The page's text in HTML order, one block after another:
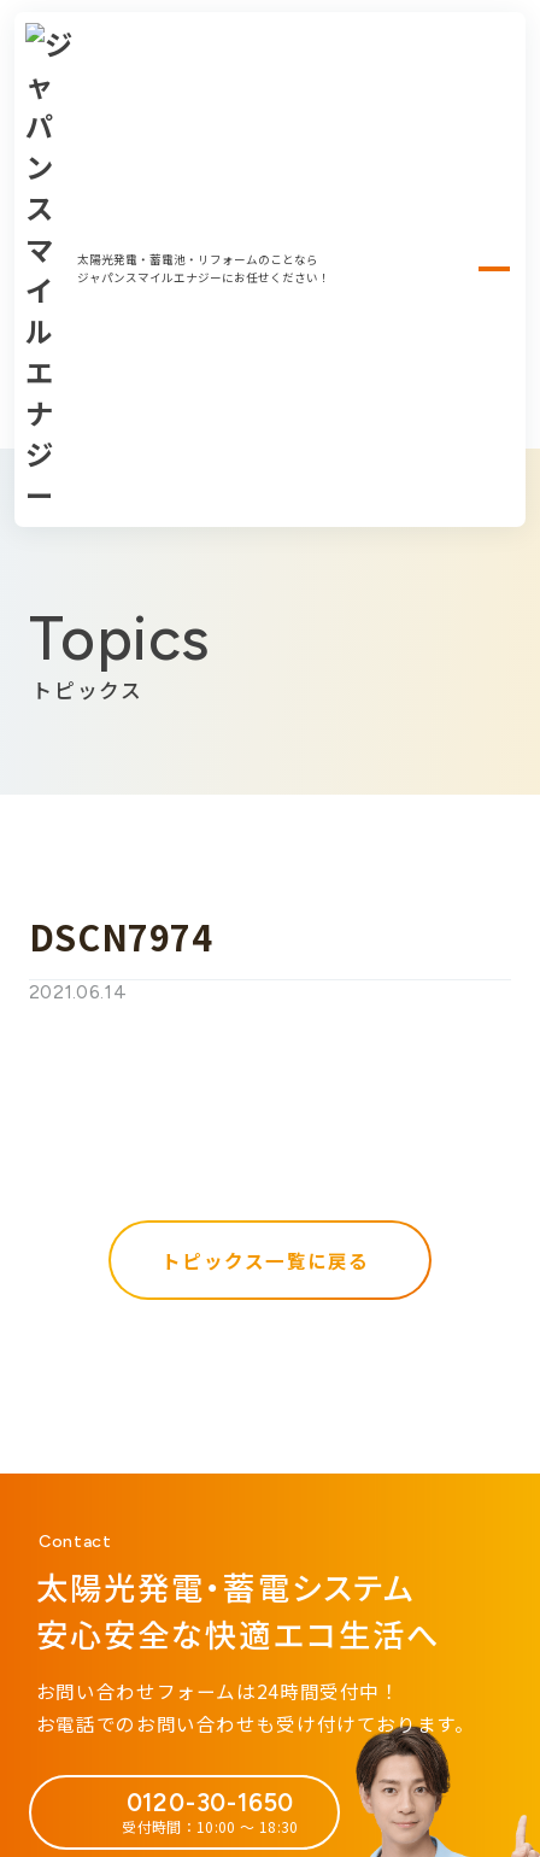
太陽光発電・蓄電池・リフォームのことなら
ジャパンスマイルエナジーにお任せください！
Topics
トピックス
DSCN7974
2021.06.14
トピックス一覧に戻る
Contact
太陽光発電・蓄電システム
安心安全な快適エコ生活へ
お問い合わせフォームは24時間受付中！
お電話でのお問い合わせも受け付けております。
0120-30-1650
受付時間：10:00 ～ 18:30